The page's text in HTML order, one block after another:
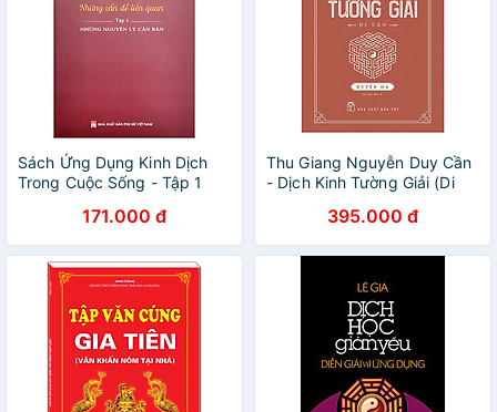
Sách Ứng Dụng Kinh Dịch
Trong Cuộc Sống - Tập 1
171.000 đ
Thu Giang Nguyễn Duy Cần
- Dịch Kinh Tường Giải (Di
395.000 đ